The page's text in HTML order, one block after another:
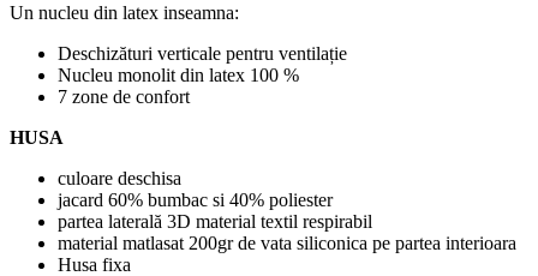
Un nucleu din latex inseamna:
Deschizături verticale pentru ventilație
Nucleu monolit din latex 100 %
7 zone de confort
HUSA
culoare deschisa
jacard 60% bumbac si 40% poliester
partea laterală 3D material textil respirabil
material matlasat 200gr de vata siliconica pe partea interioara
Husa fixa